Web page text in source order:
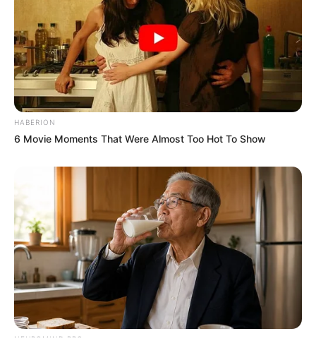
ΤΑΥΤΟΤΗΤΑ ΚΑΙ ΕΠΙΚΟΙΝΩΝΙΑ ΟΡΟΙ ΧΡΗΣΗΣ
© 2025 EVIANEWS του Γιώργου Κουτσελίνη
HABERION
6 Movie Moments That Were Almost Too Hot To Show
NEUROMIND PRO